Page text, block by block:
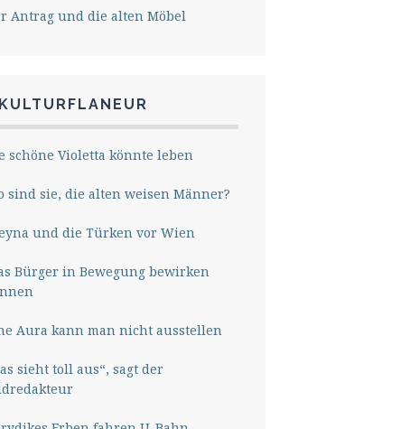
Antrag und die alten Möbel
schöne Violetta könnte leben
sind sie, die alten weisen Männer?
und die Türken vor Wien
Bürger in Bewegung bewirken
Aura kann man nicht ausstellen
sieht toll aus“, sagt der